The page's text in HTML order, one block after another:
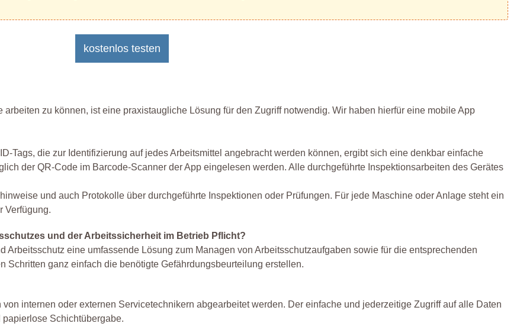
kostenlos testen
zu können, ist eine praxistaugliche Lösung für den Zugriff notwendig. Wir haben hierfür eine mobile App
Tags, die zur Identifizierung auf jedes Arbeitsmittel angebracht werden können, ergibt sich eine denkbar einfache
der QR-Code im Barcode-Scanner der App eingelesen werden. Alle durchgeführte Inspektionsarbeiten des Gerätes
und auch Protokolle über durchgeführte Inspektionen oder Prüfungen. Für jede Maschine oder Anlage steht ein
Verfügung.
und der Arbeitssicherheit im Betrieb Pflicht?
Arbeitsschutz eine umfassende Lösung zum Managen von Arbeitsschutzaufgaben sowie für die entsprechenden
Schritten ganz einfach die benötigte Gefährdungsbeurteilung erstellen.
internen oder externen Servicetechnikern abgearbeitet werden. Der einfache und jederzeitige Zugriff auf alle Daten
Schichtübergabe.